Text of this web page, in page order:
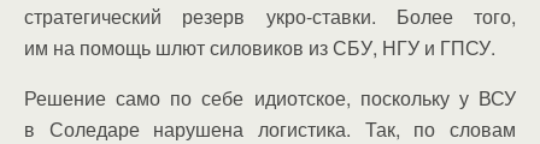
стратегический резерв укро-ставки. Более того,
им на помощь шлют силовиков из СБУ, НГУ и ГПСУ.
Решение само по себе идиотское, поскольку у ВСУ
в Соледаре нарушена логистика. Так, по словам